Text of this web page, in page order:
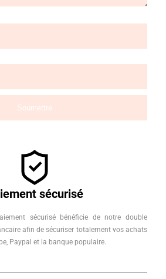
sécurisé
sécurisé bénéficie de notre double
afin de sécuriser totalement vos achats
Paypal et la banque populaire.